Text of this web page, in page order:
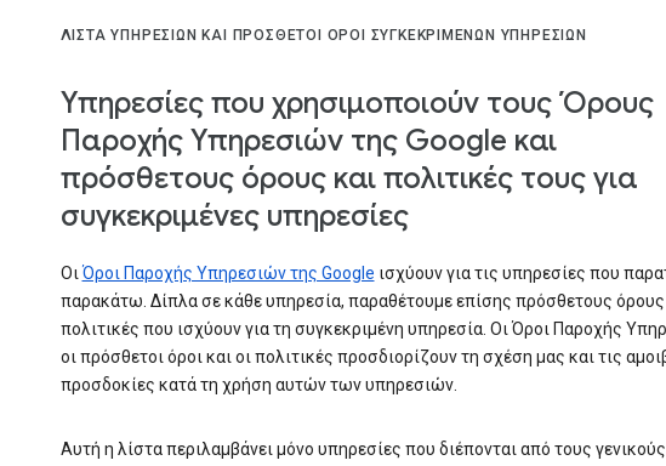
ΛΊΣΤΑ ΥΠΗΡΕΣΙΏΝ ΚΑΙ ΠΡΌΣΘΕΤΟΙ ΌΡΟΙ ΣΥΓΚΕΚΡΙΜΈΝΩΝ ΥΠΗΡΕΣΙΏΝ
Υπηρεσίες που χρησιμοποιούν τους Όρους
Παροχής Υπηρεσιών της Google και
πρόσθετους όρους και πολιτικές τους για
συγκεκριμένες υπηρεσίες
ΟιΌροι Παροχής Υπηρεσιών της Google ισχύουν για τις υπηρεσίες που
παρακάτω. Δίπλα σε κάθε υπηρεσία, παραθέτουμε επίσης πρόσθετους όρους
πολιτικές που ισχύουν για τη συγκεκριμένη υπηρεσία. Οι Όροι Παροχής
οι πρόσθετοι όροι και οι πολιτικές προσδιορίζουν τη σχέση μας και τις
προσδοκίες κατά τη χρήση αυτών των υπηρεσιών.
Αυτή η λίστα περιλαμβάνει μόνο υπηρεσίες που διέπονται από τους